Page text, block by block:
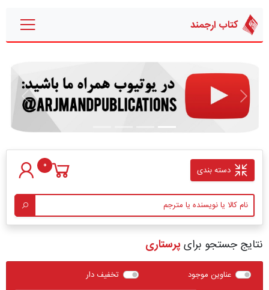
کتاب ارجمند
قبلی بعدی
دسته بندی 0
نتایج جستجو برای پرستاری
عناوین موجود
تخفیف دار